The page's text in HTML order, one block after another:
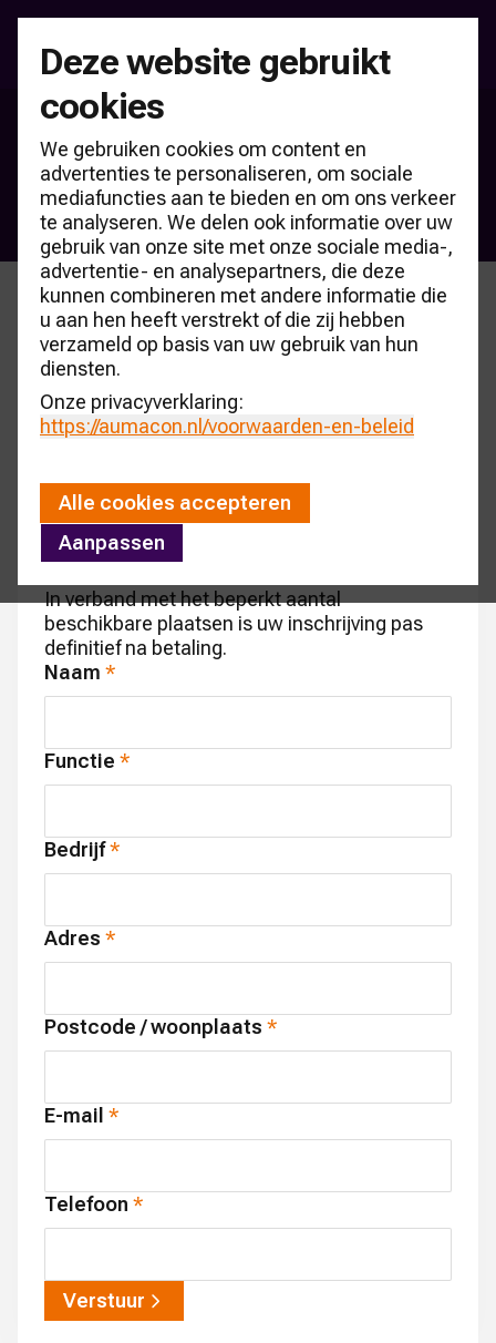
Deze website gebruikt
cookies
We gebruiken cookies om content en
advertenties te personaliseren, om sociale
mediafuncties aan te bieden en om ons verkeer
te analyseren. We delen ook informatie over uw
gebruik van onze site met onze sociale media-,
advertentie- en analysepartners, die deze
kunnen combineren met andere informatie die
u aan hen heeft verstrekt of die zij hebben
verzameld op basis van uw gebruik van hun
diensten.
Onze privacyverklaring:
https://aumacon.nl /voorwaarden-en-beleid
Alle cookies accepteren
Aanpassen
Dealerholding Top-100 NL
Inschrijfformulier Nationaal
Dealerholding Event 2026
Inschrijfformulier
Nationaal Dealerholding
Event 2026
(excl. BTW en incl. een exemplaar van de
nieuwe AUMACON Dealerholding Top-100,
t.w.v. € 325,-).
In verband met het beperkt aantal
beschikbare plaatsen is uw inschrijving pas
definitief na betaling.
Naam
Functie
Bedrijf
Adres
Postcode / woonplaats
E-mail
Telefoon
Verstuur